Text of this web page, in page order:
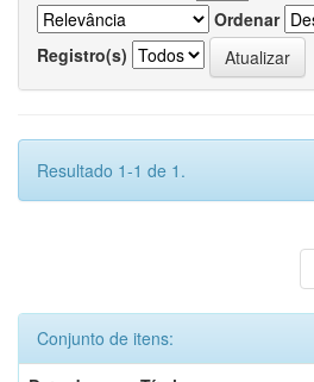
Ordenar
Registro(s)
Resultado 1-1 de 1.
Conjunto de itens: